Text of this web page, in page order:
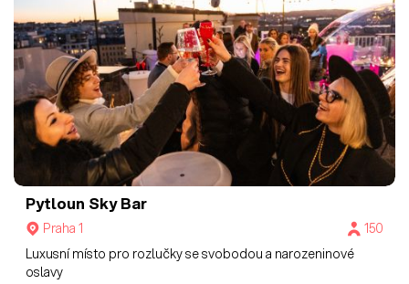
Pytloun Sky Bar
Praha 1
150
Luxusní místo pro rozlučky se svobodou a narozeninové
oslavy